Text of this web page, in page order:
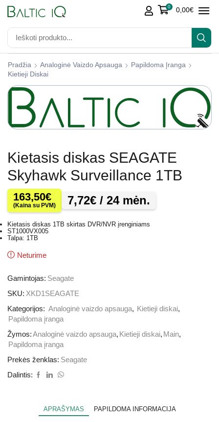
0 0,00€
Pradžia Analoginė Vaizdo Apsauga
Papildoma Įranga
Kietieji Diskai
Kietasis diskas SEAGATE
Skyhawk Surveillance 1TB
163,50€
(Kaina su PVM) 7,72€ / 24 mėn.
Kietasis diskas 1TB skirtas DVR/NVR įrenginiams
ST1000VX005
Talpa: 1TB
Neturime
Gamintojas: Seagate
SKU: XKD1SEAGATE
Kategorijos: Analoginė vaizdo apsauga, Kietieji diskai,
Papildoma įranga
Žymos:Analoginė vaizdo apsauga, Kietieji diskai, Main,
Papildoma įranga
Prekės ženklas: Seagate
Dalintis:
APRAŠYMAS PAPILDOMA INFORMACIJA